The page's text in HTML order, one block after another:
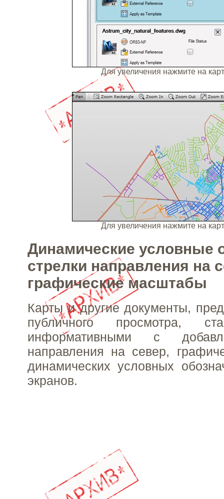
Для увеличения нажмите на
Для увеличения нажмите на
Динамические условные
стрелки направления на
графические масштабы
Карты и другие документы,
публичного просмотра,
информативными с
направления на север,
динамических условных
экранов.